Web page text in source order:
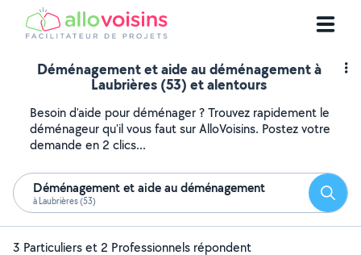
Déménagement et aide au déménagement à
Laubrières (53) et alentours
Besoin d'aide pour déménager ? Trouvez rapidement le
déménageur qu'il vous faut sur AlloVoisins. Postez votre
demande en 2 clics...
Déménagement et aide au déménagement
à Laubrières (53)
3 Particuliers et 2 Professionnels répondent